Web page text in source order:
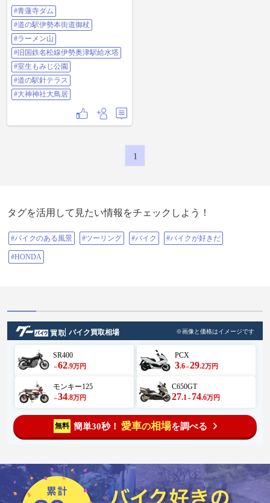
菌、手足口病、マイコプラズマ肺
炎などが同時多発的に広がる 感
染症が複数同時に流行する「感染
症ドミノ」が多発しているという
事らしいですが、バイクに乗って
身も心も気力もやしなう事で元気
にやってますが皆様はお元気でや
っておられますでしょうか？？😁
話は変わりまして、ご一緒に走
って頂きました皆様が投稿されて
おりますので今更なんですが😅日
まして、総勢11台によりますマス
伊勢本街道御杖 →#ラーメン山 → #
初めて目の前で見ましたがデッ
カ〜い鳥居だな〜ってつくづく感
御杖では、フォロワー様の貴重な
バイクにまたがらして頂きまし
た〜😁（@78927 様、ありがとうご
ざいました〜😁） ラーメン山
給水塔では、11台バイクならべて
るな〜って思いました〜😁 室
生もみじ公園では、コーヒー沸か
ミーティングを行って皆様と交流
を深める事ができました〜😁 道
う夕方でしたがバイクまだいっぱ
いいました〜😁 企画、先導し
て頂きました@108755 様ありがと
て頂きましたフォロワーの皆様、
初めてご一緒して頂いた皆様、
@108755 様 @110340 様 @135774
様 @81582 様 楽しい〜時間をあり
がとうございました〜😁🎶
#青蓮寺ダム
#道の駅伊勢本街道御杖
#ラーメン山
#旧国鉄名松線伊勢奥津駅給水塔
#室生もみじ公園
#道の駅針テラス
#大神神社大鳥居
1
タグを活用して見たい情報をチェックしよう！
#バイクのある風景 #ツーリング #バイク #バイクが好きだ
#HONDA
バイク買取相場 ※画像と価格はイメージです
SR400
～62.9万円
PCX
3.6～29.2万円
モンキー125
～34.8万円
C650GT
27.1 ～ 74.6万円
無料 簡単30秒！ 愛車の相場を調べる